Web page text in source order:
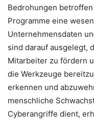
Bedrohungen
Programme eine
Unternehmensdaten
sind darauf ausgelegt,
Mitarbeiter zu fördern
die Werkzeuge
erkennen und
menschliche
Cyberangriffe dient,